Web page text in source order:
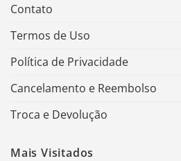
Contato
Termos de Uso
Política de Privacidade
Cancelamento e Reembolso
Troca e Devolução
Mais Visitados